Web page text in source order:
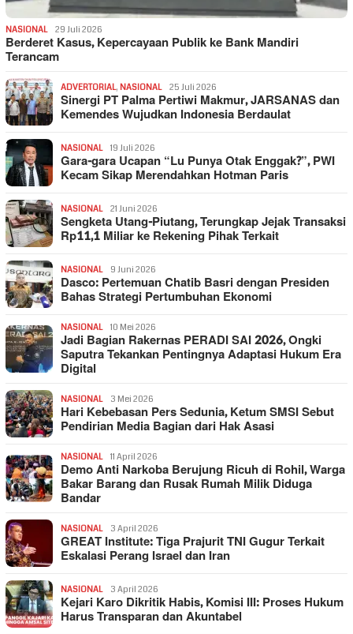
NASIONAL 29 Juli 2026
Berderet Kasus, Kepercayaan Publik ke Bank Mandiri
Terancam
ADVERTORIAL, NASIONAL 25 Juli 2026
Sinergi PT Palma Pertiwi Makmur, JARSANAS dan
Kemendes Wujudkan Indonesia Berdaulat
NASIONAL 19 Juli 2026
Gara-gara Ucapan “Lu Punya Otak Enggak?”, PWI
Kecam Sikap Merendahkan Hotman Paris
NASIONAL 21 Juni 2026
Sengketa Utang-Piutang, Terungkap Jejak Transaksi
Rp11,1 Miliar ke Rekening Pihak Terkait
NASIONAL 9 Juni 2026
Dasco: Pertemuan Chatib Basri dengan Presiden
Bahas Strategi Pertumbuhan Ekonomi
NASIONAL 10 Mei 2026
Jadi Bagian Rakernas PERADI SAI 2026, Ongki
Saputra Tekankan Pentingnya Adaptasi Hukum Era
Digital
NASIONAL 3 Mei 2026
Hari Kebebasan Pers Sedunia, Ketum SMSI Sebut
Pendirian Media Bagian dari Hak Asasi
NASIONAL 11 April 2026
Demo Anti Narkoba Berujung Ricuh di Rohil, Warga
Bakar Barang dan Rusak Rumah Milik Diduga
Bandar
NASIONAL 3 April 2026
GREAT Institute: Tiga Prajurit TNI Gugur Terkait
Eskalasi Perang Israel dan Iran
NASIONAL 3 April 2026
Kejari Karo Dikritik Habis, Komisi III: Proses Hukum
Harus Transparan dan Akuntabel